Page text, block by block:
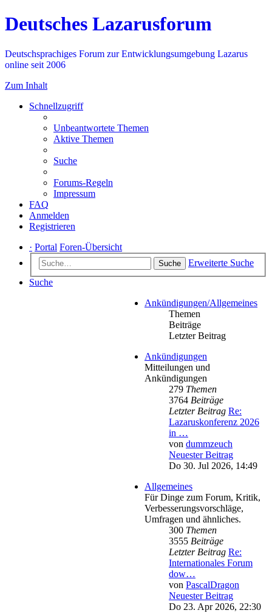
Deutsches Lazarusforum
Deutschsprachiges Forum zur Entwicklungsumgebung Lazarus
online seit 2006
Zum Inhalt
Schnellzugriff
Unbeantwortete Themen
Aktive Themen
Suche
Forums-Regeln
Impressum
FAQ
Anmelden
Registrieren
· Portal Foren-Übersicht
Suche
Erweiterte Suche
Suche
Ankündigungen/Allgemeines
Themen
Beiträge
Letzter Beitrag
Ankündigungen
Mitteilungen und
Ankündigungen
279 Themen
3764 Beiträge
Letzter Beitrag Re:
Lazaruskonferenz 2026
in …
von dummzeuch
Neuester Beitrag
Do 30. Jul 2026, 14:49
Allgemeines
Für Dinge zum Forum, Kritik,
Verbesserungsvorschläge,
Umfragen und ähnliches.
300 Themen
3555 Beiträge
Letzter Beitrag Re:
Internationales Forum
dow…
von PascalDragon
Neuester Beitrag
Do 23. Apr 2026, 22:30